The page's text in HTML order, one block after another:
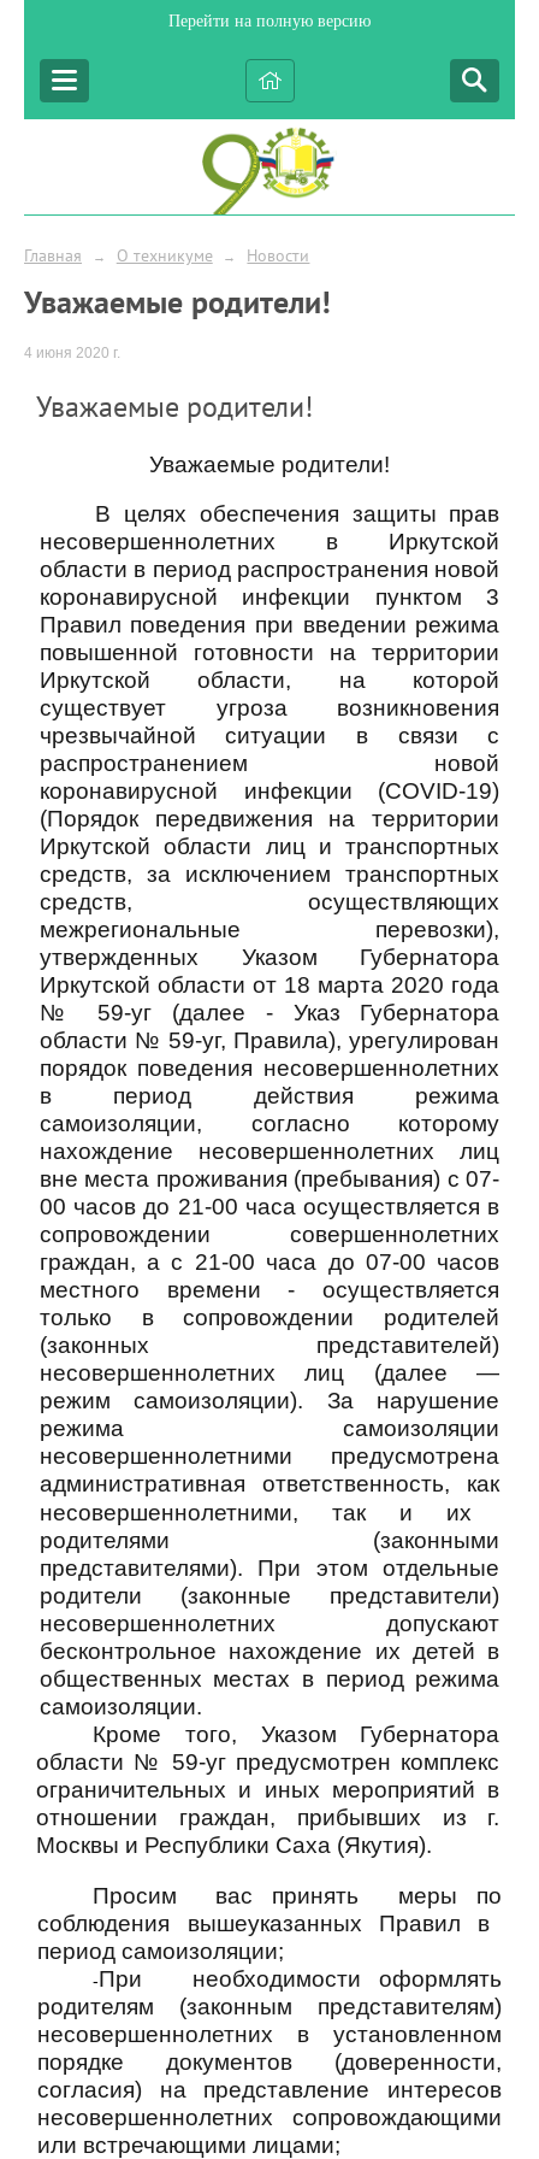
Перейти на полную версию
Главная → О техникуме → Новости
Уважаемые родители!
4 июня 2020 г.
Уважаемые родители!
Уважаемые родители!
В целях обеспечения защиты прав
несовершеннолетних в Иркутской
области в период распространения новой
коронавирусной инфекции пунктом 3
Правил поведения при введении режима
повышенной готовности на территории
Иркутской области, на которой
существует угроза возникновения
чрезвычайной ситуации в связи с
распространением новой
коронавирусной инфекции (COVID-19)
(Порядок передвижения на территории
Иркутской области лиц и транспортных
средств, за исключением транспортных
средств, осуществляющих
межрегиональные перевозки),
утвержденных Указом Губернатора
Иркутской области от 18 марта 2020 года
№ 59-уг (далее - Указ Губернатора
области № 59-уг, Правила), урегулирован
порядок поведения несовершеннолетних
в период действия режима
самоизоляции, согласно которому
нахождение несовершеннолетних лиц
вне места проживания (пребывания) с 07-
00 часов до 21-00 часа осуществляется в
сопровождении совершеннолетних
граждан, а с 21-00 часа до 07-00 часов
местного времени-осуществляется
только в сопровождении родителей
(законных представителей)
несовершеннолетних лиц (далее—
режим самоизоляции). За нарушение
режима самоизоляции
несовершеннолетними предусмотрена
административная ответственность, как
несовершеннолетними, так и их
родителями (законными
представителями). При этом отдельные
родители (законные представители)
несовершеннолетних допускают
бесконтрольное нахождение их детей в
общественных местах в период режима
самоизоляции.
Кроме того, Указом Губернатора
области № 59-уг предусмотрен комплекс
ограничительных и иных мероприятий в
отношении граждан, прибывших из г.
Москвы и Республики Саха (Якутия).
Просим
вас принять меры по
соблюдения вышеуказанных Правил в
период самоизоляции;
-При
необходимости оформлять
родителям (законным представителям)
несовершеннолетних в установленном
порядке документов (доверенности,
согласия) на представление интересов
несовершеннолетних сопровождающими
или встречающими лицами;